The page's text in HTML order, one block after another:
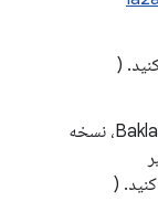
(
برای بررسی اینکه آیا API اضافه شده در Baklava، نسخه
(